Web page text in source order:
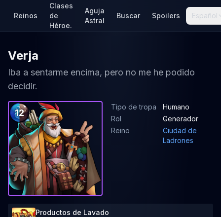
Reinos
Clases
de
Héroe.
Aguja
Astral
Buscar Spoilers Español
Verja
Iba a sentarme encima, pero no me he podido
decidir.
12
Tipo de tropa
Humano
Rol
Generador
Reino
Ciudad de
Ladrones
Productos de Lavado